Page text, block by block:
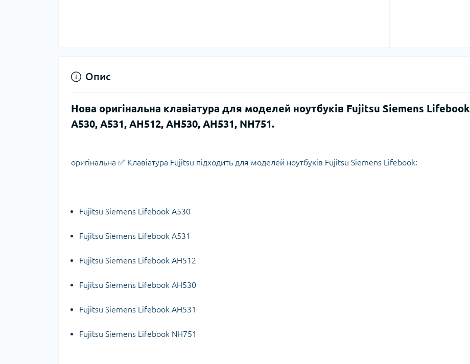
Опис
Нова оригінальна клавіатура для моделей ноутбуків Fujitsu Siemens Lifebook
A530, A531, AH512, AH530, AH531, NH751.
оригінальна ✅ Клавіатура Fujitsu підходить для моделей ноутбуків Fujitsu Siemens Lifebook:
Fujitsu Siemens Lifebook A530
Fujitsu Siemens Lifebook A531
Fujitsu Siemens Lifebook AH512
Fujitsu Siemens Lifebook AH530
Fujitsu Siemens Lifebook AH531
Fujitsu Siemens Lifebook NH751